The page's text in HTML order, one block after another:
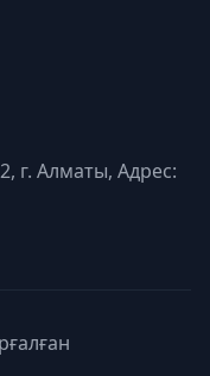
г. Алматы, Адрес: